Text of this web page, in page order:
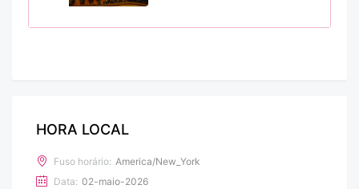
HORA LOCAL
Fuso horário: America/New_York
Data: 02-maio-2026